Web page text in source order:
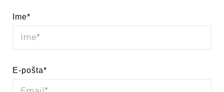
Ime*
E-pošta*